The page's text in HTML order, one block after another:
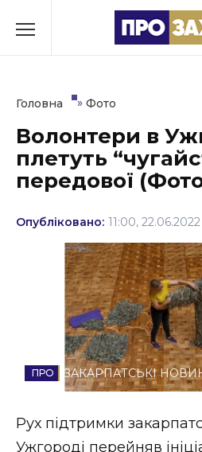
до
Культура
Освіта
Події
Політика
Соціум
Спорт
Стиль життя
Втрачений Ужгород
Головна » Фото
Волонтери в
плетуть
передової
Опубліковано: 11:00, 22.06.2022
ЗАКАРПАТСЬКІ
Рух підтримки
Ужгороді перейняв